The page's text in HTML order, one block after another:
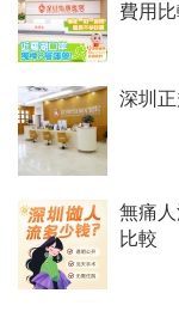
費用
深圳
無痛
比較